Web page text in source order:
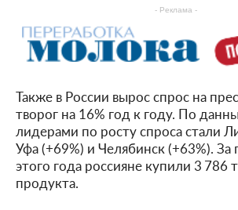
- Реклама -
Также в России вырос спрос на
творог на 16% год к году. По
лидерами по росту спроса стали
Уфа (+69%) и Челябинск (+63%). За
этого года россияне купили 3 786
продукта.